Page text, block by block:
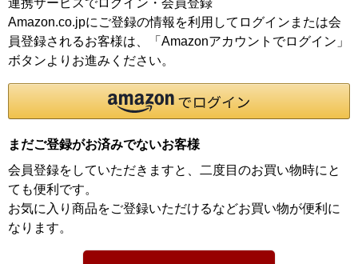
連携サービスでログイン・会員登録
Amazon.co.jpにご登録の情報を利用してログインまたは会
員登録されるお客様は、「Amazonアカウントでログイン」
ボタンよりお進みください。
まだご登録がお済みでないお客様
会員登録をしていただきますと、二度目のお買い物時にと
ても便利です。
お気に入り商品をご登録いただけるなどお買い物が便利に
なります。